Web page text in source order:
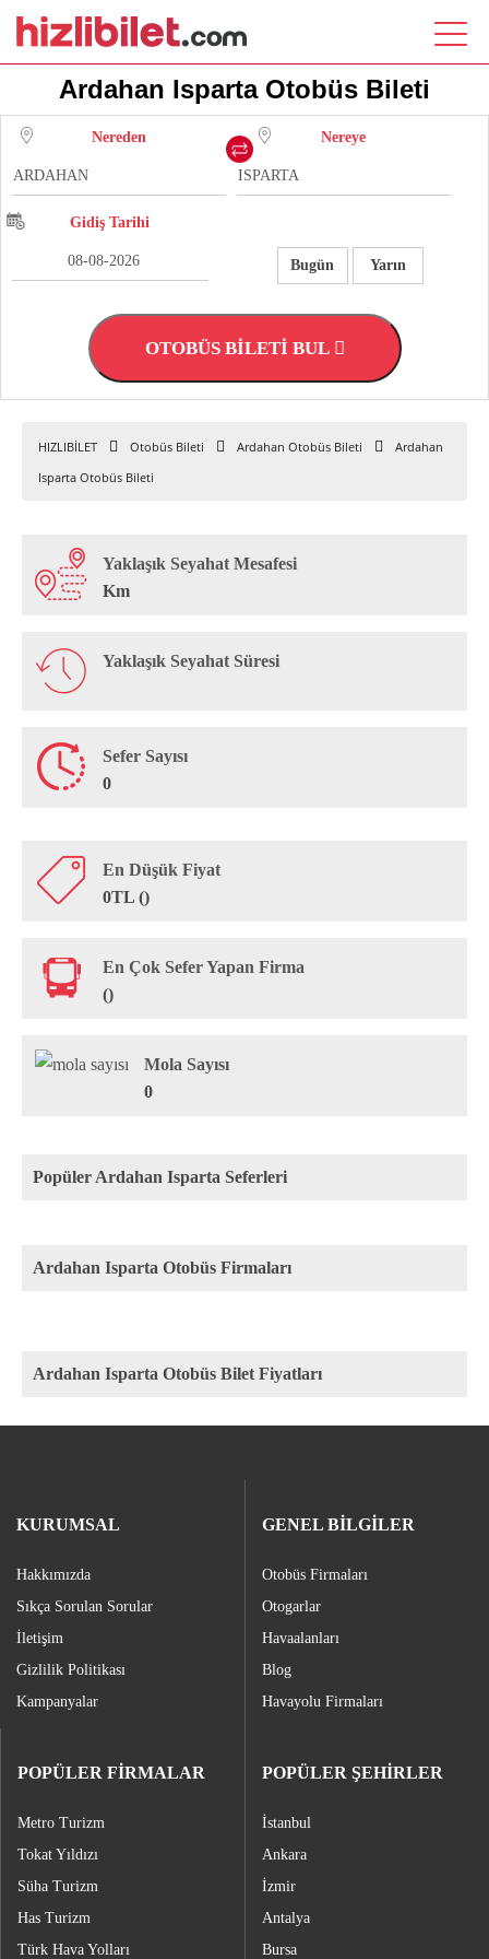
Ardahan Isparta Otobüs Bileti
Nereden Nereye
Gidiş Tarihi
Bugün Yarın
OTOBÜS BİLETİ BUL
HIZLIBİLET Otobüs Bileti Ardahan Otobüs Bileti
Ardahan
Isparta Otobüs Bileti
Yaklaşık Seyahat Mesafesi
Km
Yaklaşık Seyahat Süresi
Sefer Sayısı
0
En Düşük Fiyat
0TL ()
En Çok Sefer Yapan Firma
()
Mola Sayısı
0
Popüler Ardahan Isparta Seferleri
Ardahan Isparta Otobüs Firmaları
Ardahan Isparta Otobüs Bilet Fiyatları
KURUMSAL
Hakkımızda
Sıkça Sorulan Sorular
İletişim
Gizlilik Politikası
Kampanyalar
GENEL BİLGİLER
Otobüs Firmaları
Otogarlar
Havaalanları
Blog
Havayolu Firmaları
POPÜLER FİRMALAR
Metro Turizm
Tokat Yıldızı
Süha Turizm
Has Turizm
Türk Hava Yolları
POPÜLER ŞEHİRLER
İstanbul
Ankara
İzmir
Antalya
Bursa